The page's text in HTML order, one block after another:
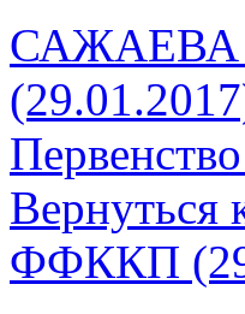
САЖАЕВА
Вернуться
ФФККП